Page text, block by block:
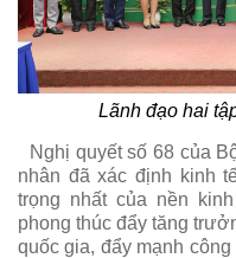
Lãnh đạo hai
Nghị quyết số 68 của
nhân đã xác định kinh
trọng nhất của nền
phong thúc đẩy tăng
quốc gia, đẩy mạnh